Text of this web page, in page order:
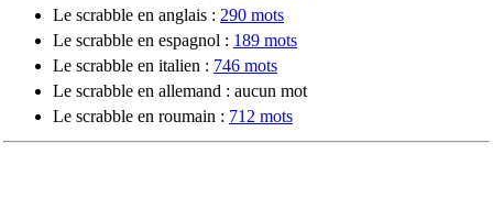
Le scrabble en anglais : 290 mots
Le scrabble en espagnol : 189 mots
Le scrabble en italien : 746 mots
Le scrabble en allemand : aucun mot
Le scrabble en roumain : 712 mots